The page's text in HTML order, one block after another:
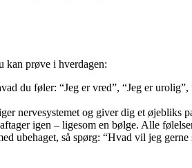
kan prøve i hverdagen:
du føler: “Jeg er vred”, “Jeg er
nervesystemet og giver dig et øjebliks
igen – ligesom en bølge. Alle
ubehaget, så spørg: “Hvad vil jeg